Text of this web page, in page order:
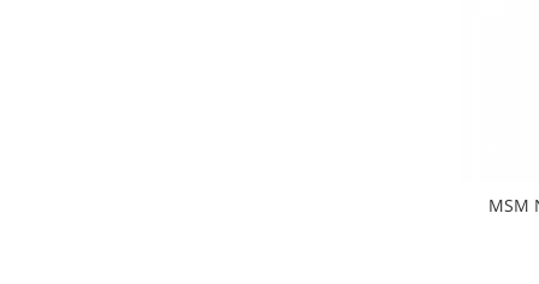
MSM